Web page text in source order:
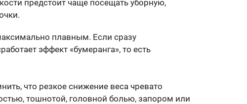
предстоит чаще посещать уборную,
плавным. Если сразу
эффект «бумеранга», то есть
что резкое снижение веса чревато
тошнотой, головной болью, запором или